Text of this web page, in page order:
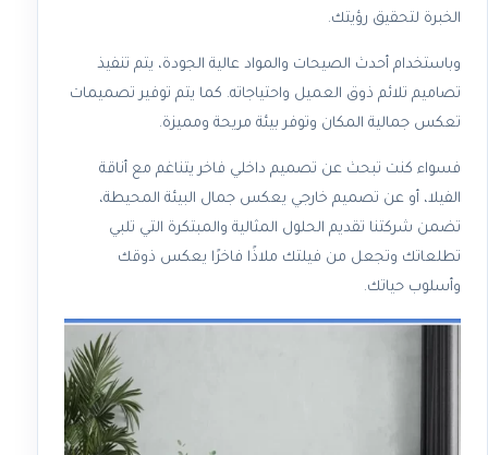
الخبرة لتحقيق رؤيتك.
وباستخدام أحدث الصيحات والمواد عالية الجودة، يتم تنفيذ
تصاميم تلائم ذوق العميل واحتياجاته. كما يتم توفير تصميمات
تعكس جمالية المكان وتوفر بيئة مريحة ومميزة.
فسواء كنت تبحث عن تصميم داخلي فاخر يتناغم مع أناقة
الفيلا، أو عن تصميم خارجي يعكس جمال البيئة المحيطة،
تضمن شركتنا تقديم الحلول المثالية والمبتكرة التي تلبي
تطلعاتك وتجعل من فيلتك ملاذًا فاخرًا يعكس ذوقك
وأسلوب حياتك.